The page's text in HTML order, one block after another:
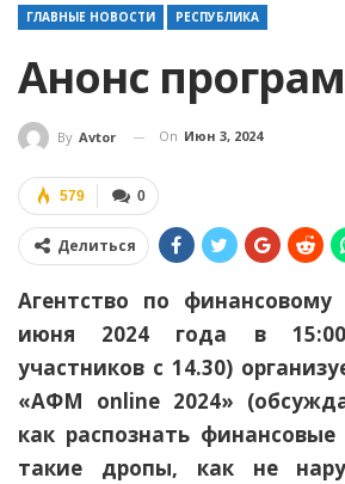
ГЛАВНЫЕ НОВОСТИ РЕСПУБЛИКА
Анонс
By Avtor On Июн 3, 2024
0
579
Делиться
Агентство по
июня 2024 года в 15:00
участников с 14.30)
«АФМ оnline 2024»
как распознать
такие дропы, как не